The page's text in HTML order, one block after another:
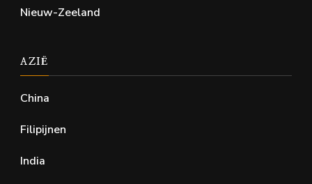
Nieuw-Zeeland
AZIË
China
Filipijnen
India